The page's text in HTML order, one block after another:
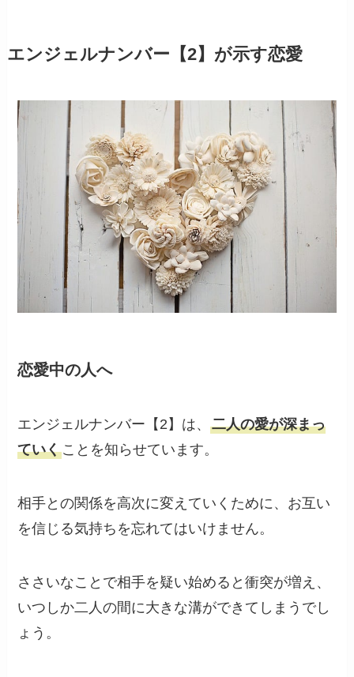
エンジェルナンバー【2】が示す恋愛
恋愛中の人へ
エンジェルナンバー【2】は、二人の愛が深まっ
ていくことを知らせています。
相手との関係を高次に変えていくために、お互い
を信じる気持ちを忘れてはいけません。
ささいなことで相手を疑い始めると衝突が増え、
いつしか二人の間に大きな溝ができてしまうでし
ょう。